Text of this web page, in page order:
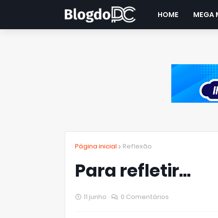
HOME MEGA
Página inicial Reflexão
Para refletir...
11 junho 0 Comentários